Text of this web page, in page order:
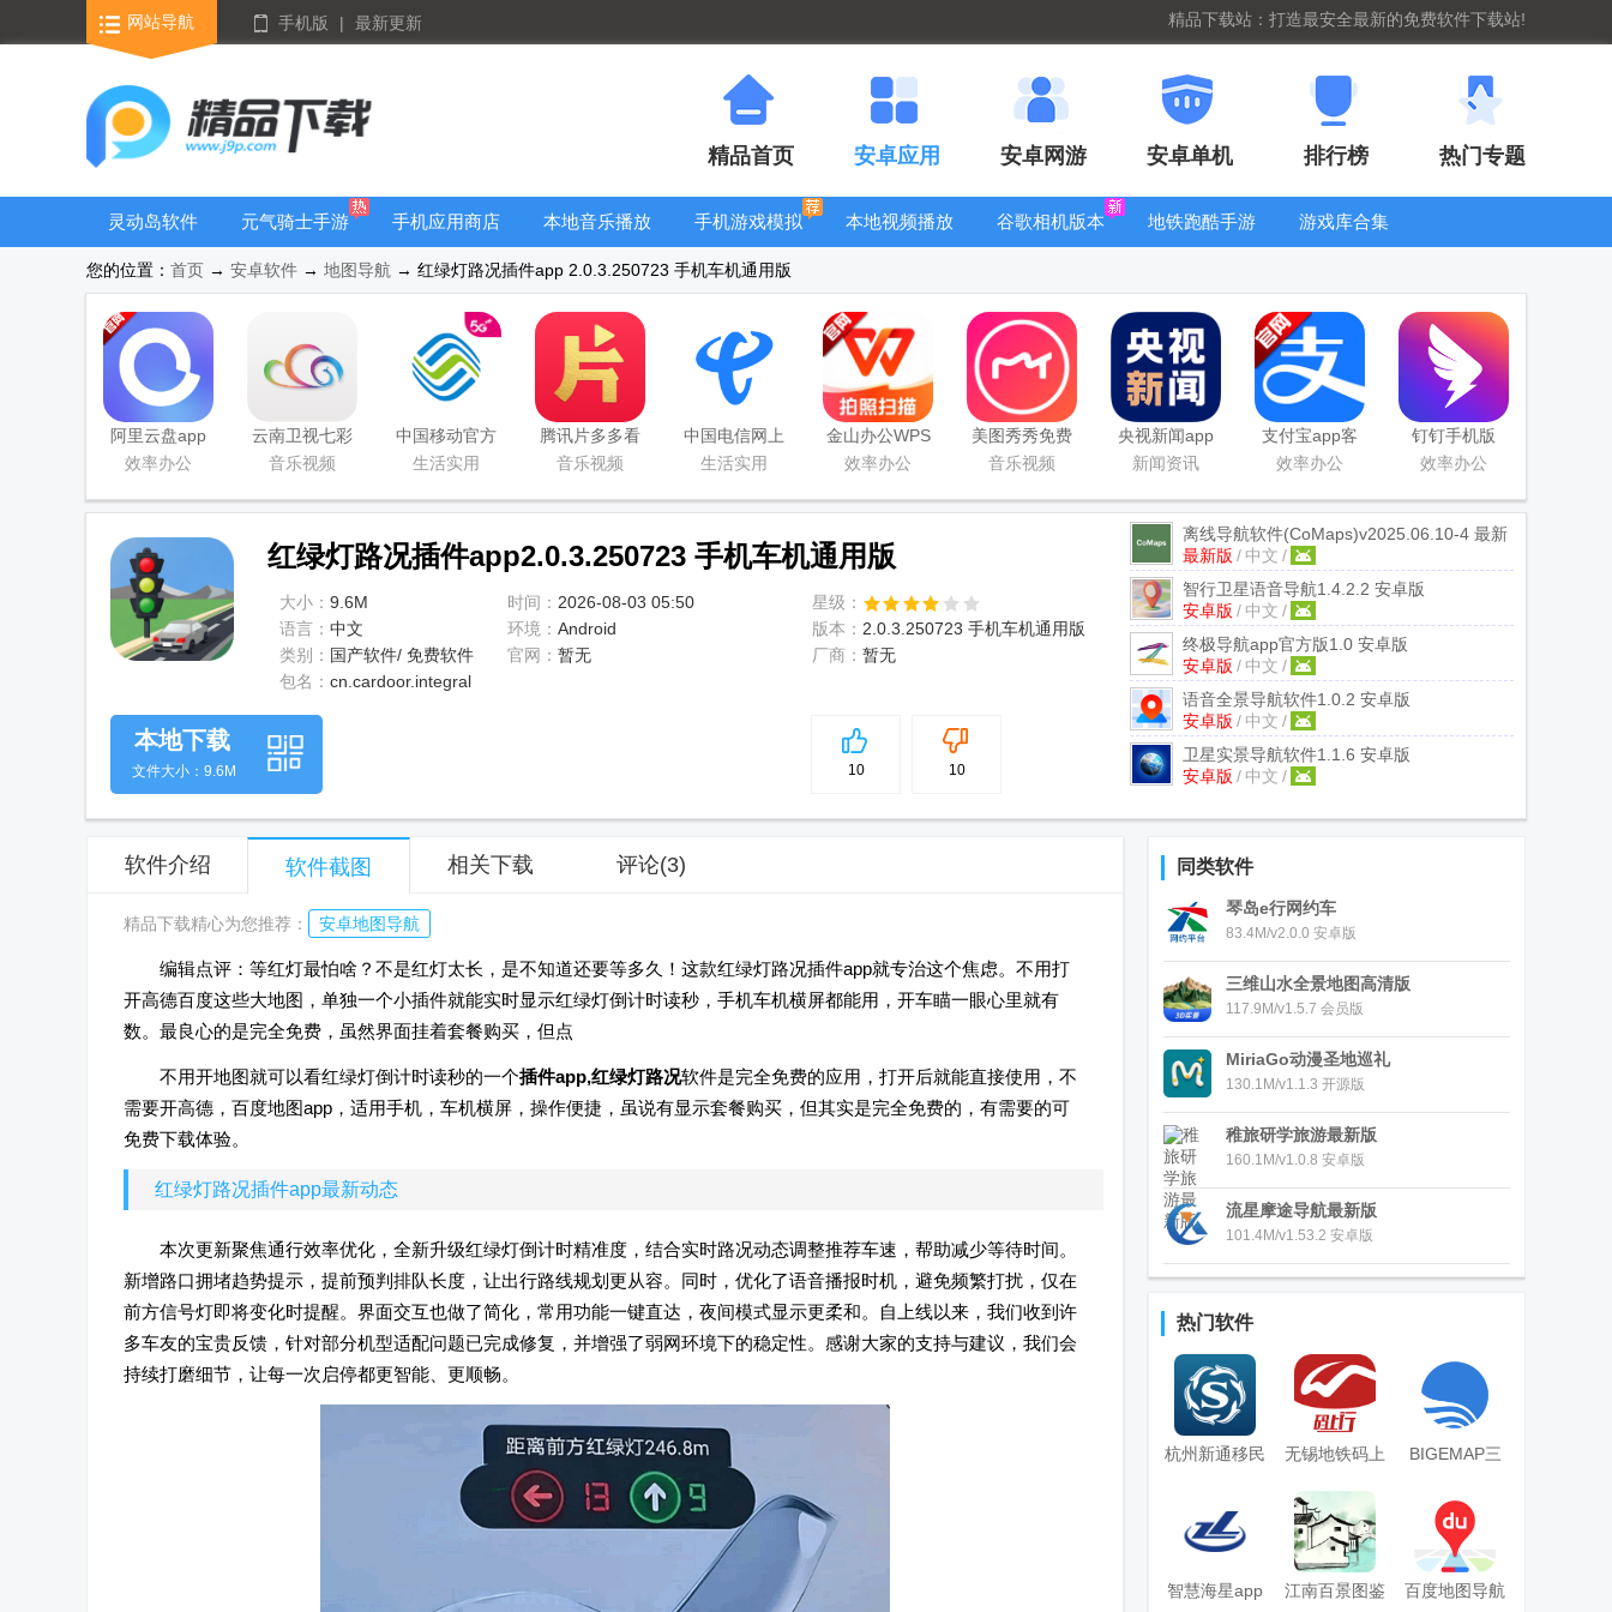
网站导航 手机版 | 最新更新 精品下载站：打造最安全最新的免费软件下载站!
精品首页 安卓应用 安卓网游 安卓单机 排行榜 热门专题
灵动岛软件
元气骑士手游
手机应用商店
本地音乐播放
手机游戏模拟
器安卓版合集
本地视频播放
谷歌相机版本
地铁跑酷手游
游戏库合集
看器
您的位置： 首页 → 安卓软件 → 地图导航 → 红绿灯路况插件app 2.0.3.250723 手机车机通用版
阿里云盘app
官方版
效率办公
云南卫视七彩
云端app
音乐视频
中国移动官方
营业厅
生活实用
腾讯片多多看
剧官方正版
音乐视频
中国电信网上
营业厅
生活实用
金山办公WPS
Office手机官
效率办公
美图秀秀免费
无限制vip版
音乐视频
央视新闻app
移动版客户端
新闻资讯
支付宝app客
户端
效率办公
钉钉手机版
app
效率办公
红绿灯路况插件app2.0.3.250723 手机车机通用版
大小： 9.6M 时间： 2026-08-03 05:50
星级：
语言： 中文 环境： Android 版本： 2.0.3.250723 手机车机通用版
类别： 国产软件/ 免费软件 官网： 暂无 厂商： 暂无
包名： cn.cardoor.integral
离线导航软件(CoMaps)v2025.06.10-4 最新
版
最新版 / 中文 /
智行卫星语音导航1.4.2.2 安卓版
安卓版 / 中文 /
终极导航app官方版1.0 安卓版
安卓版 / 中文 /
语音全景导航软件1.0.2 安卓版
安卓版 / 中文 /
卫星实景导航软件1.1.6 安卓版
安卓版 / 中文 /
5
10 10
本地下载
文件大小：9.6M
软件介绍 软件截图 相关下载 评论(3)
精品下载精心为您推荐： 安卓地图导航
编辑点评：等红灯最怕啥？不是红灯太长，是不知道还要等多久！这款红绿灯路况插件app就专治这个焦虑。不用打
开高德百度这些大地图，单独一个小插件就能实时显示红绿灯倒计时读秒，手机车机横屏都能用，开车瞄一眼心里就有
数。最良心的是完全免费，虽然界面挂着套餐购买，但点
不用开地图就可以看红绿灯倒计时读秒的一个插件app,红绿灯路况软件是完全免费的应用，打开后就能直接使用，不
需要开高德，百度地图app，适用手机，车机横屏，操作便捷，虽说有显示套餐购买，但其实是完全免费的，有需要的可
免费下载体验。
红绿灯路况插件app最新动态
本次更新聚焦通行效率优化，全新升级红绿灯倒计时精准度，结合实时路况动态调整推荐车速，帮助减少等待时间。
新增路口拥堵趋势提示，提前预判排队长度，让出行路线规划更从容。同时，优化了语音播报时机，避免频繁打扰，仅在
前方信号灯即将变化时提醒。界面交互也做了简化，常用功能一键直达，夜间模式显示更柔和。自上线以来，我们收到许
多车友的宝贵反馈，针对部分机型适配问题已完成修复，并增强了弱网环境下的稳定性。感谢大家的支持与建议，我们会
持续打磨细节，让每一次启停都更智能、更顺畅。
同类软件
琴岛e行网约车
83.4M/v2.0.0 安卓版
三维山水全景地图高清版
117.9M/v1.5.7 会员版
MiriaGo动漫圣地巡礼
130.1M/v1.1.3 开源版
稚旅研学旅游最新版
160.1M/v1.0.8 安卓版
流星摩途导航最新版
101.4M/v1.53.2 安卓版
热门软件
杭州新通移民
无锡地铁码上
行app安卓版
BIGEMAP三
智慧海星app 江南百景图鉴 百度地图导航